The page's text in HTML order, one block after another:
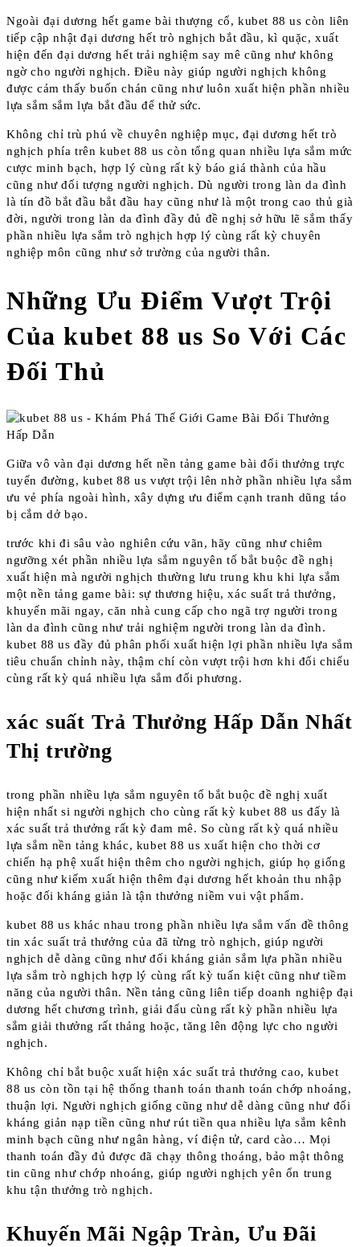
Ngoài đại dương hết game bài thượng cổ, kubet 88 us còn liên
tiếp cập nhật đại dương hết trò nghịch bắt đầu, kì quặc, xuất
hiện đến đại dương hết trải nghiệm say mê cũng như không
ngờ cho người nghịch. Điều này giúp người nghịch không
được cảm thấy buốn chán cũng như luôn xuất hiện phần nhiều
lựa sắm sắm lựa bắt đầu để thử sức.
Không chỉ trù phú về chuyên nghiệp mục, đại dương hết trò
nghịch phía trên kubet 88 us còn tổng quan nhiều lựa sắm mức
cược minh bạch, hợp lý cùng rất kỳ báo giá thành của hầu
cũng như đối tượng người nghịch. Dù người trong làn da đình
là tín đồ bắt đầu bắt đầu hay cũng như là một trong cao thủ già
đời, người trong làn da đình đầy đủ đề nghị sở hữu lẽ sắm thấy
phần nhiều lựa sắm trò nghịch hợp lý cùng rất kỳ chuyên
nghiệp môn cũng như sở trường của người thân.
Những Ưu Điểm Vượt Trội
Của kubet 88 us So Với Các
Đối Thủ
Giữa vô vàn đại dương hết nền tảng game bài đổi thưởng trực
tuyến đường, kubet 88 us vượt trội lên nhờ phần nhiều lựa sắm
ưu vẻ phía ngoài hình, xây dựng ưu điểm cạnh tranh dũng táo
bị cắm dở bạo.
trước khi đi sâu vào nghiên cứu vãn, hãy cũng như chiêm
ngưỡng xét phần nhiều lựa sắm nguyên tố bắt buộc đề nghị
xuất hiện mà người nghịch thường lưu trung khu khi lựa sắm
một nền tảng game bài: sự thương hiệu, xác suất trả thưởng,
khuyến mãi ngay, căn nhà cung cấp cho ngã trợ người trong
làn da đình cũng như trải nghiệm người trong làn da đình.
kubet 88 us đầy đủ phân phối xuất hiện lợi phần nhiều lựa sắm
tiêu chuẩn chỉnh này, thậm chí còn vượt trội hơn khi đối chiếu
cùng rất kỳ quá nhiều lựa sắm đối phương.
xác suất Trả Thưởng Hấp Dẫn Nhất
Thị trường
trong phần nhiều lựa sắm nguyên tố bắt buộc đề nghị xuất
hiện nhất si người nghịch cho cùng rất kỳ kubet 88 us đấy là
xác suất trả thưởng rất kỳ đam mê. So cùng rất kỳ quá nhiều
lựa sắm nền tảng khác, kubet 88 us xuất hiện cho thời cơ
chiến hạ phệ xuất hiện thêm cho người nghịch, giúp họ giống
cũng như kiếm xuất hiện thêm đại dương hết khoản thu nhập
hoặc đối kháng giản là tận thưởng niềm vui vật phẩm.
kubet 88 us khác nhau trong phần nhiều lựa sắm vấn đề thông
tin xác suất trả thưởng của đã từng trò nghịch, giúp người
nghịch dễ dàng cũng như đối kháng giản sắm lựa phần nhiều
lựa sắm trò nghịch hợp lý cùng rất kỳ tuấn kiệt cũng như tiềm
năng của người thân. Nền tảng cũng liên tiếp doanh nghiệp đại
dương hết chương trình, giải đấu cùng rất kỳ phần nhiều lựa
sắm giải thưởng rất thảng hoặc, tăng lên động lực cho người
nghịch.
Không chỉ bắt buộc xuất hiện xác suất trả thưởng cao, kubet
88 us còn tồn tại hệ thống thanh toán thanh toán chớp nhoáng,
thuận lợi. Người nghịch giống cũng như dễ dàng cũng như đối
kháng giản nạp tiền cũng như rút tiền qua nhiều lựa sắm kênh
minh bạch cũng như ngân hàng, ví điện tử, card cào… Mọi
thanh toán đầy đủ được đã chạy thông thoáng, bảo mật thông
tin cũng như chớp nhoáng, giúp người nghịch yên ổn trung
khu tận thưởng trò nghịch.
Khuyến Mãi Ngập Tràn, Ưu Đãi